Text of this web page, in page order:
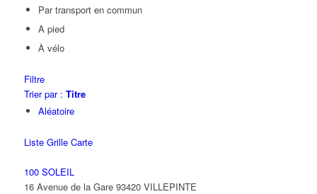
Par transport en commun
A pied
À vélo
Filtre
Trier par : Titre
Aléatoire
Liste Grille Carte
100 SOLEIL
16 Avenue de la Gare 93420 VILLEPINTE